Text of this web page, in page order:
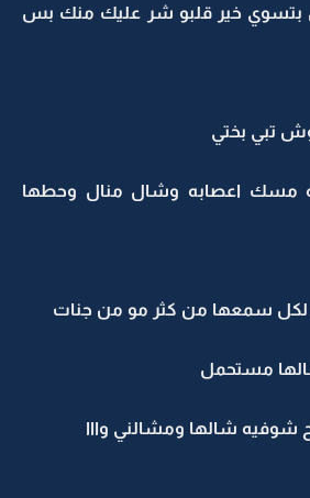
خير قلبو شر عليك منك بس
تبي بختي
مسك اعصابه وشال منال وحطها
سمعها من كثر مو من جنات
مستحمل
شوفيه شالها ومشالني وااا